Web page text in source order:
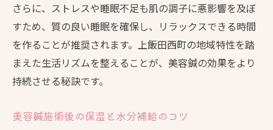
美容鍼の効果を続けるためのホームケア実
践法
美容鍼後の定期的なメンテナンスの必要性
美容鍼施術後の負担を減らす生活の工夫
美容鍼後はストレスケアも忘れず美肌維持
さらに、ストレスや睡眠不足も肌の調子に悪影響を及ぼ
すため、質の良い睡眠を確保し、リラックスできる時間
を作ることが推奨されます。上飯田西町の地域特性を踏
まえた生活リズムを整えることが、美容鍼の効果をより
持続させる秘訣です。
美容鍼施術後の保湿と水分補給のコツ